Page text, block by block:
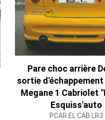
Ligne
avec
Pare choc arrière
sortie d'échappement
Megane 1 Cabriolet
Esquiss'auto
PCAR EL CAB LR3